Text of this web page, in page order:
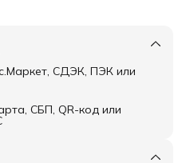
СДЭК, ПЭК или
СБП, QR-код или